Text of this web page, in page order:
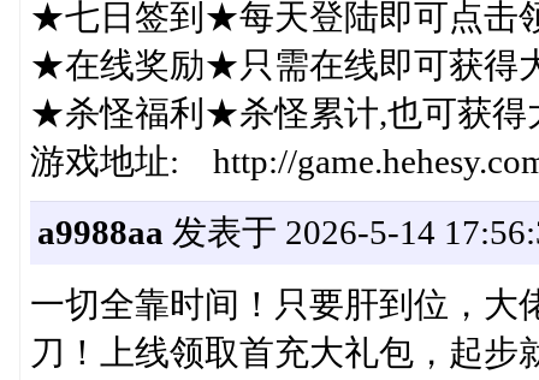
★七日签到★每天登陆即可点击
★在线奖励★只需在线即可获得
★杀怪福利★杀怪累计,也可获得
游戏地址: http://
a9988aa 发表于 2026-5-14
一切全靠时间！只要肝到位，大
刀！上线领取首充大礼包，起步